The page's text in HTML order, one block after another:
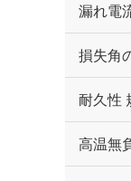
漏れ電
損失角
耐久性
高温無